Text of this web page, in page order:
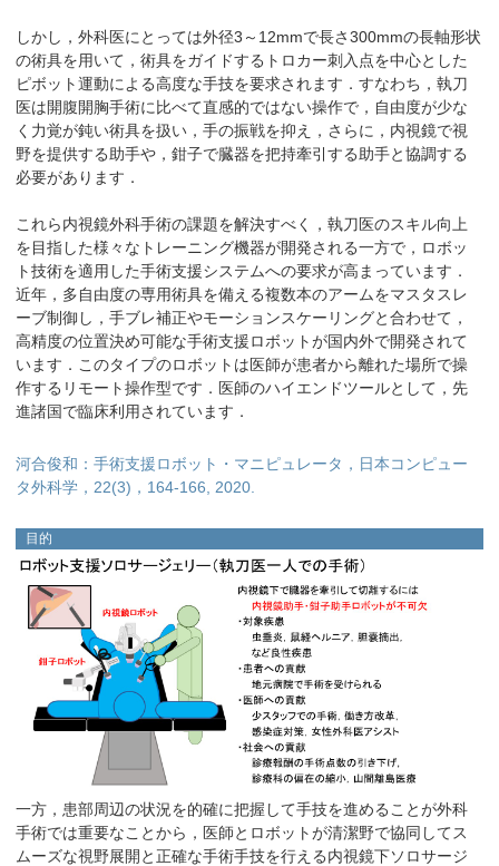
しかし，外科医にとっては外径3～12mmで長さ300mmの長軸形状
の術具を用いて，術具をガイドするトロカー刺入点を中心とした
ピボット運動による高度な手技を要求されます．すなわち，執刀
医は開腹開胸手術に比べて直感的ではない操作で，自由度が少な
く力覚が鈍い術具を扱い，手の振戦を抑え，さらに，内視鏡で視
野を提供する助手や，鉗子で臓器を把持牽引する助手と協調する
必要があります．
これら内視鏡外科手術の課題を解決すべく，執刀医のスキル向上
を目指した様々なトレーニング機器が開発される一方で，ロボッ
ト技術を適用した手術支援システムへの要求が高まっています．
近年，多自由度の専用術具を備える複数本のアームをマスタスレ
ーブ制御し，手ブレ補正やモーションスケーリングと合わせて，
高精度の位置決め可能な手術支援ロボットが国内外で開発されて
います．このタイプのロボットは医師が患者から離れた場所で操
作するリモート操作型です．医師のハイエンドツールとして，先
進諸国で臨床利用されています．
河合俊和：手術支援ロボット・マニピュレータ，日本コンピュー
タ外科学，22(3)，164-166, 2020.
目的
一方，患部周辺の状況を的確に把握して手技を進めることが外科
手術では重要なことから，医師とロボットが清潔野で協同してス
ムーズな視野展開と正確な手術手技を行える内視鏡下ソロサージ